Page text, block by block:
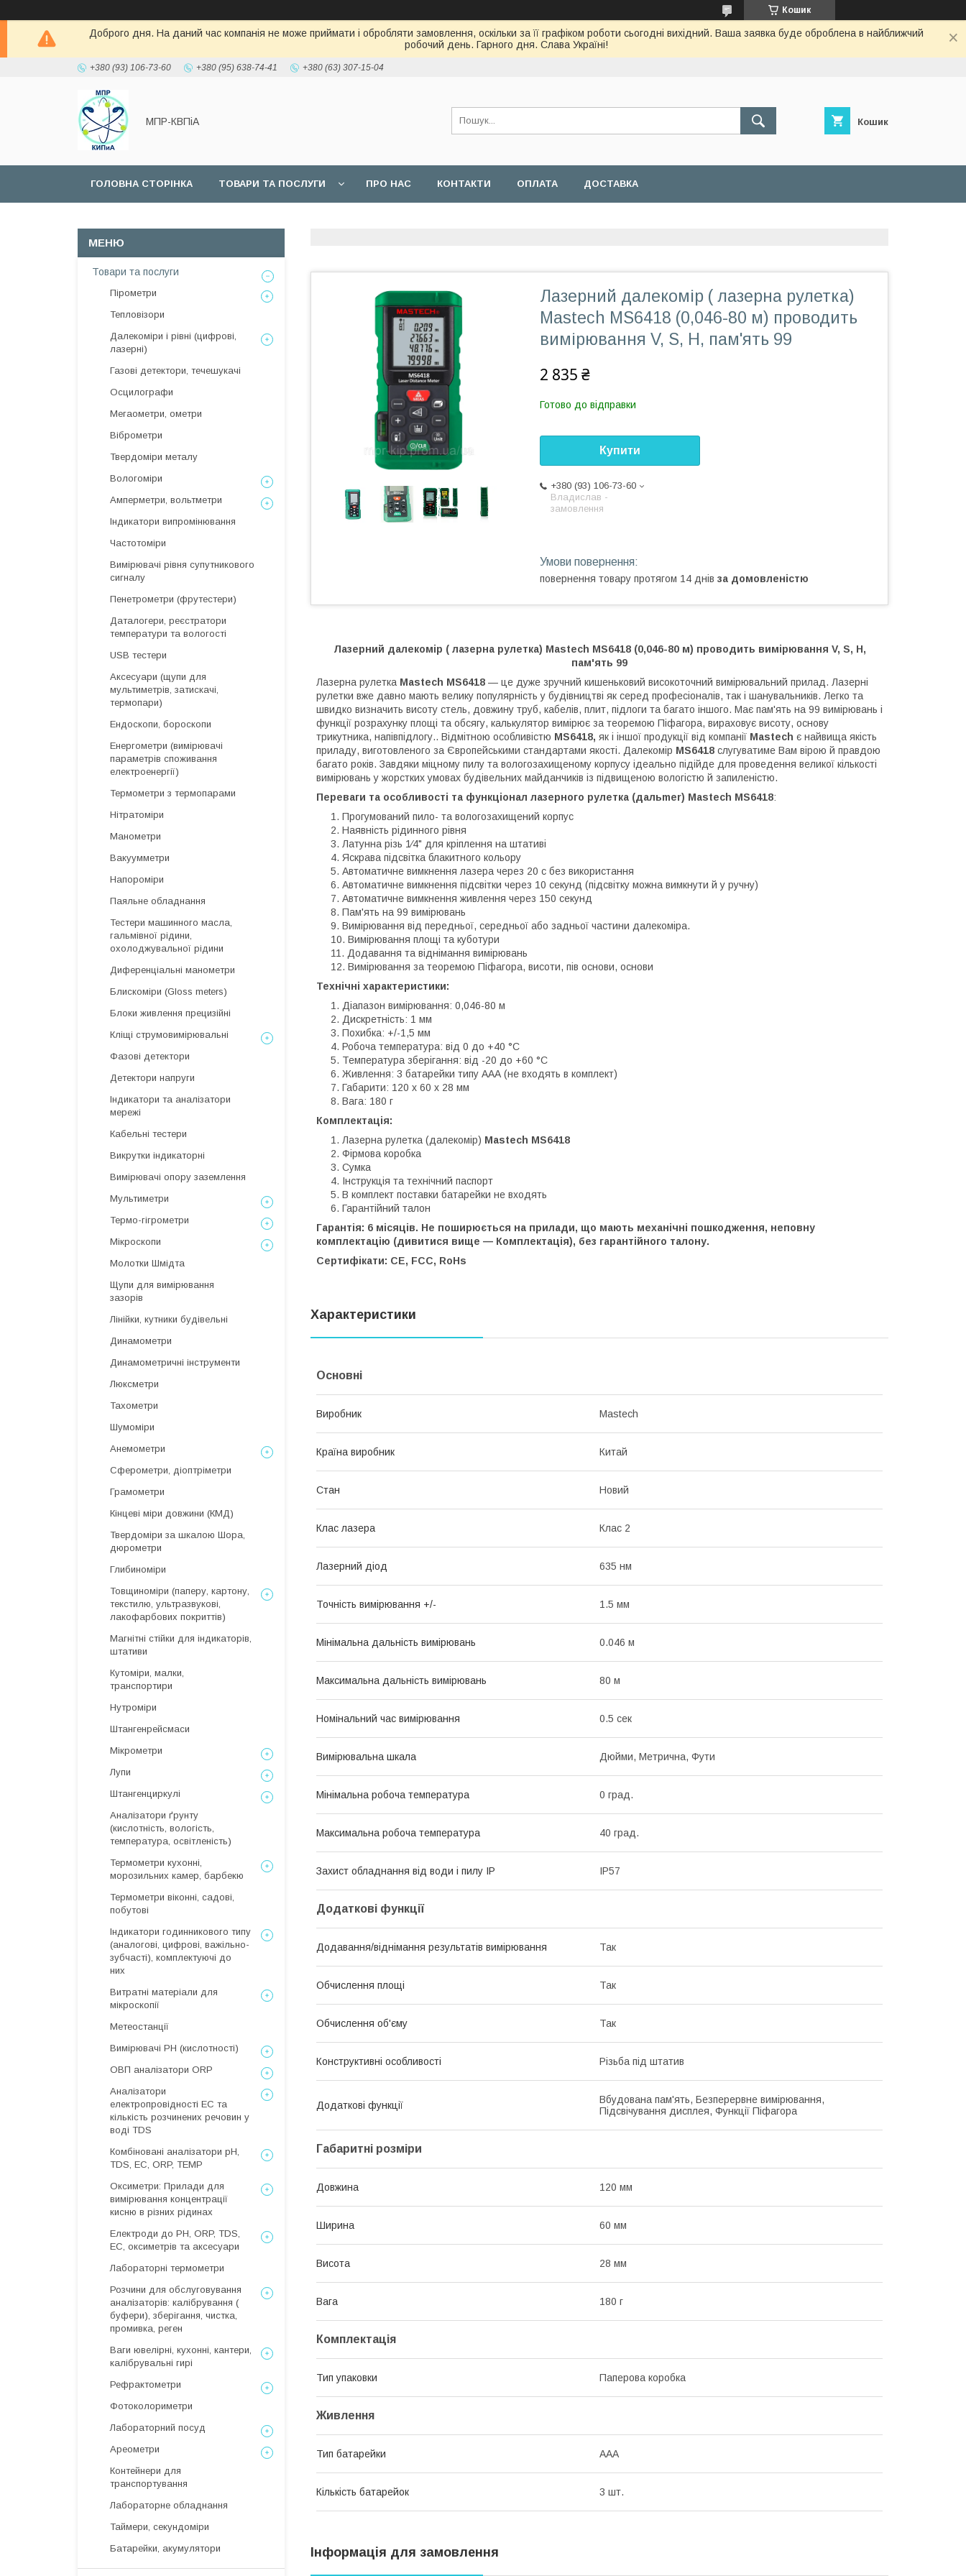
Кошик
Доброго дня. На даний час компанія не може приймати і обробляти замовлення, оскільки за її графіком роботи сьогодні вихідний. Ваша заявка буде оброблена в найближчий
робочий день. Гарного дня. Слава Україні!
+380 (93) 106-73-60 +380 (95) 638-74-41 +380 (63) 307-15-04
МПР-КВПіА Кошик
ГОЛОВНА СТОРІНКА ТОВАРИ ТА ПОСЛУГИ ПРО НАС КОНТАКТИ ОПЛАТА ДОСТАВКА
Лазерний далекомір ( лазерна рулетка)
Mastech MS6418 (0,046-80 м) проводить
вимірювання V, S, H, пам'ять 99
2 835 ₴
Готово до відправки
Купити
+380 (93) 106-73-60
Владислав -
замовлення
повернення товару протягом 14 днів за домовленістю
Лазерний далекомір ( лазерна рулетка) Mastech MS6418 (0,046-80 м) проводить вимірювання V, S, H,
пам'ять 99
Лазерна рулетка Mastech MS6418 — це дуже зручний кишеньковий високоточний вимірювальний прилад. Лазерні
рулетки вже давно мають велику популярність у будівництві як серед професіоналів, так і шанувальників. Легко та
швидко визначить висоту стель, довжину труб, кабелів, плит, підлоги та багато іншого. Має пам'ять на 99 вимірювань і
функції розрахунку площі та обсягу, калькулятор вимірює за теоремою Піфагора, вираховує висоту, основу
трикутника, напівпідлогу.. Відмітною особливістю MS6418, як і іншої продукції від компанії Mastech є найвища якість
приладу, виготовленого за Європейськими стандартами якості. Далекомір MS6418 слугуватиме Вам вірою й правдою
багато років. Завдяки міцному пилу та вологозахищеному корпусу ідеально підійде для проведення великої кількості
вимірювань у жорстких умовах будівельних майданчиків із підвищеною вологістю й запиленістю.
Переваги та особливості та функціонал лазерного рулетка (дальmer) Mastech MS6418:
Прогумований пило- та вологозахищений корпус
Наявність рідинного рівня
Латунна різь 1⁄4" для кріплення на штативі
Яскрава підсвітка блакитного кольору
Автоматичне вимкнення лазера через 20 с без використання
Автоматичне вимкнення підсвітки через 10 секунд (підсвітку можна вимкнути й у ручну)
Автоматичне вимкнення живлення через 150 секунд
Пам'ять на 99 вимірювань
Вимірювання від передньої, середньої або задньої частини далекоміра.
Вимірювання площі та куботури
Додавання та віднімання вимірювань
Вимірювання за теоремою Піфагора, висоти, пів основи, основи
Технічні характеристики:
Діапазон вимірювання: 0,046-80 м
Дискретність: 1 мм
Похибка: +/-1,5 мм
Робоча температура: від 0 до +40 °C
Температура зберігання: від -20 до +60 °C
Живлення: 3 батарейки типу ААА (не входять в комплект)
Габарити: 120 х 60 х 28 мм
Вага: 180 г
Комплектація:
Лазерна рулетка (далекомір) Mastech MS6418
Фірмова коробка
Сумка
Інструкція та технічний паспорт
В комплект поставки батарейки не входять
Гарантійний талон
Гарантія: 6 місяців. Не поширюється на прилади, що мають механічні пошкодження, неповну
комплектацію (дивитися вище — Комплектація), без гарантійного талону.
Сертифікати: CE, FCC, RoHs
Характеристики
Основні
Виробник Mastech
Країна виробник Китай
Стан Новий
Клас лазера Клас 2
Лазерний діод 635 нм
Точність вимірювання +/- 1.5 мм
Мінімальна дальність вимірювань 0.046 м
Максимальна дальність вимірювань 80 м
Номінальний час вимірювання 0.5 сек
Вимірювальна шкала Дюйми, Метрична, Фути
Мінімальна робоча температура 0 град.
Максимальна робоча температура 40 град.
Захист обладнання від води і пилу IP IP57
Додаткові функції
Додавання/віднімання результатів вимірювання Так
Обчислення площі Так
Обчислення об'єму Так
Конструктивні особливості Різьба під штатив
Додаткові функції
Вбудована пам'ять, Безперервне вимірювання,
Підсвічування дисплея, Функції Піфагора
Габаритні розміри
Довжина 120 мм
Ширина 60 мм
Висота 28 мм
Вага 180 г
Комплектація
Тип упаковки Паперова коробка
Живлення
Тип батарейки ААА
Кількість батарейок 3 шт.
Інформація для замовлення
Товари та послуги
Пірометри
Тепловізори
Далекоміри і рівні (цифрові,
лазерні)
Газові детектори, течешукачі
Осцилографи
Мегаометри, ометри
Віброметри
Твердоміри металу
Вологоміри
Амперметри, вольтметри
Індикатори випромінювання
Частотоміри
Вимірювачі рівня супутникового
сигналу
Пенетрометри (фрутестери)
Даталогери, реєстратори
температури та вологості
USB тестери
Аксесуари (щупи для
мультиметрів, затискачі,
термопари)
Ендоскопи, бороскопи
Енергометри (вимірювачі
параметрів споживання
електроенергії)
Термометри з термопарами
Нітратоміри
Манометри
Вакуумметри
Напороміри
Паяльне обладнання
Тестери машинного масла,
гальмівної рідини,
охолоджувальної рідини
Диференціальні манометри
Блискоміри (Gloss meters)
Блоки живлення прецизійні
Кліщі струмовимірювальні
Фазові детектори
Детектори напруги
Індикатори та аналізатори
мережі
Кабельні тестери
Викрутки індикаторні
Вимірювачі опору заземлення
Мультиметри
Термо-гігрометри
Мікроскопи
Молотки Шмідта
Щупи для вимірювання
зазорів
Лінійки, кутники будівельні
Динамометри
Динамометричні інструменти
Люксметри
Тахометри
Шумоміри
Анемометри
Сферометри, діоптріметри
Грамометри
Кінцеві міри довжини (КМД)
Твердоміри за шкалою Шора,
дюрометри
Глибиноміри
Товщиноміри (паперу, картону,
текстилю, ультразвукові,
лакофарбових покриттів)
Магнітні стійки для індикаторів,
штативи
Кутоміри, малки,
транспортири
Нутроміри
Штангенрейсмаси
Мікрометри
Лупи
Штангенциркулі
Аналізатори ґрунту
(кислотність, вологість,
температура, освітленість)
Термометри кухонні,
морозильних камер, барбекю
Термометри віконні, садові,
побутові
Індикатори годинникового типу
(аналогові, цифрові, важільно-
зубчасті), комплектуючі до
них
Витратні матеріали для
мікроскопії
Метеостанції
Вимірювачі РН (кислотності)
ОВП аналізатори ORP
Аналізатори
електропровідності EC та
кількість розчинених речовин у
воді TDS
Комбіновані аналізатори pH,
TDS, EC, ORP, TEMP
Оксиметри: Прилади для
вимірювання концентрації
кисню в різних рідинах
Електроди до PH, ORP, TDS,
EC, оксиметрів та аксесуари
Лабораторні термометри
Розчини для обслуговування
аналізаторів: калібрування (
буфери), зберігання, чистка,
промивка, реген
Ваги ювелірні, кухонні, кантери,
калібрувальні гирі
Рефрактометри
Фотоколориметри
Лабораторний посуд
Ареометри
Контейнери для
транспортування
Лабораторне обладнання
Таймери, секундоміри
Батарейки, акумулятори